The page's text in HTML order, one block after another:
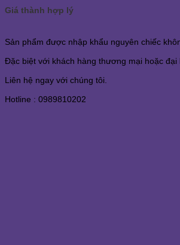
Giá thành hợp lý
Sản phẩm được nhập khẩu nguyên chiếc
Đặc biệt với khách hàng thương mại hoặc đại
Liên hệ ngay với chúng tôi.
Hotline : 0989810202